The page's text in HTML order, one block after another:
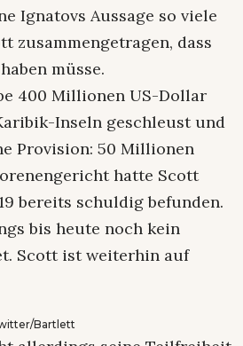
Ignatovs Aussage so viele
zusammengetragen, dass
müsse.
400 Millionen US-Dollar
Inseln geschleust und
Provision: 50 Millionen
hatte Scott
bereits schuldig befunden.
bis heute noch kein
Scott ist weiterhin auf
Bartlett